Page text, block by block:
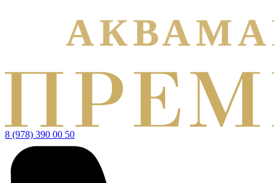
8 (978) 390 00 50